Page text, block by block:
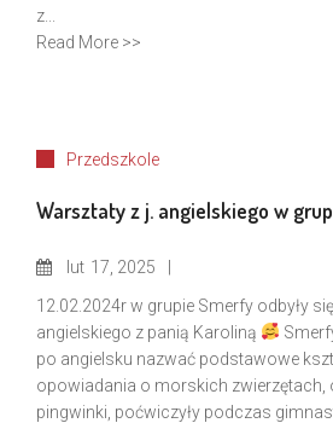
z...
Read More >>
Przedszkole
Warsztaty z j. angielskiego w
lut 17, 2025
12.02.2024r w grupie Smerfy odbyły
angielskiego z panią Karoliną
po angielsku nazwać podstawowe
opowiadania o morskich zwierzętach,
pingwinki, poćwiczyły podczas